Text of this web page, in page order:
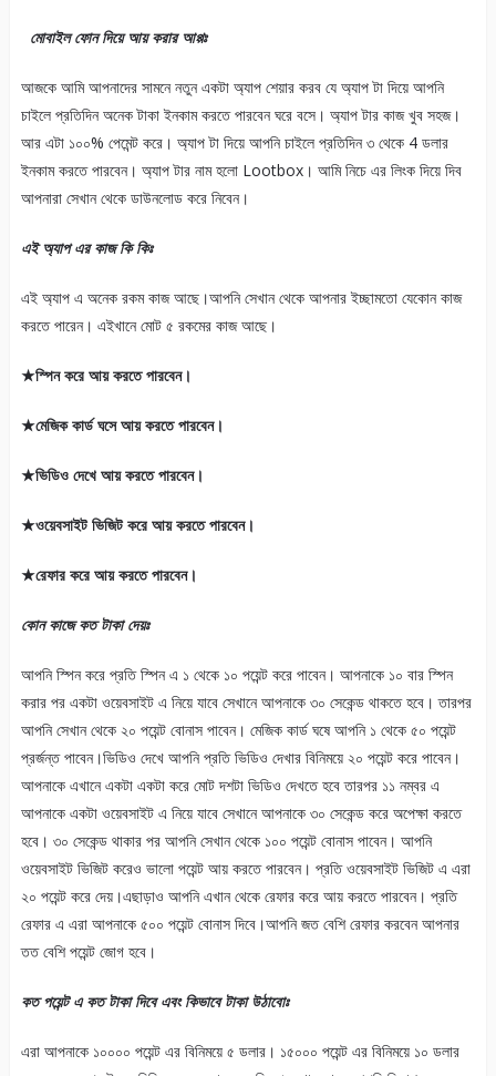
মোবাইল ফোন দিয়ে আয় করার আপ্পঃ
আজকে আমি আপনাদের সামনে নতুন একটা অ্যাপ শেয়ার করব যে অ্যাপ টা দিয়ে আপনি
চাইলে প্রতিদিন অনেক টাকা ইনকাম করতে পারবেন ঘরে বসে। অ্যাপ টার কাজ খুব সহজ।
আর এটা ১০০% পেমেন্ট করে। অ্যাপ টা দিয়ে আপনি চাইলে প্রতিদিন ৩ থেকে 4 ডলার
ইনকাম করতে পারবেন। অ্যাপ টার নাম হলো Lootbox। আমি নিচে এর লিংক দিয়ে দিব
আপনারা সেখান থেকে ডাউনলোড করে নিবেন।
এই অ্যাপ এর কাজ কি কিঃ
এই অ্যাপ এ অনেক রকম কাজ আছে।আপনি সেখান থেকে আপনার ইচ্ছামতো যেকোন কাজ
করতে পারেন। এইখানে মোট ৫ রকমের কাজ আছে।
★স্পিন করে আয় করতে পারবেন।
★মেজিক কার্ড ঘসে আয় করতে পারবেন।
★ভিডিও দেখে আয় করতে পারবেন।
★ওয়েবসাইট ভিজিট করে আয় করতে পারবেন।
★রেফার করে আয় করতে পারবেন।
কোন কাজে কত টাকা দেয়ঃ
আপনি স্পিন করে প্রতি স্পিন এ ১ থেকে ১০ পয়েন্ট করে পাবেন। আপনাকে ১০ বার স্পিন
করার পর একটা ওয়েবসাইট এ নিয়ে যাবে সেখানে আপনাকে ৩০ সেকেন্ড থাকতে হবে। তারপর
আপনি সেখান থেকে ২০ পয়েন্ট বোনাস পাবেন। মেজিক কার্ড ঘষে আপনি ১ থেকে ৫০ পয়েন্ট
প্রর্জন্ত পাবেন।ভিডিও দেখে আপনি প্রতি ভিডিও দেখার বিনিময়ে ২০ পয়েন্ট করে পাবেন।
আপনাকে এখানে একটা একটা করে মোট দশটা ভিডিও দেখতে হবে তারপর ১১ নম্বর এ
আপনাকে একটা ওয়েবসাইট এ নিয়ে যাবে সেখানে আপনাকে ৩০ সেকেন্ড করে অপেক্ষা করতে
হবে। ৩০ সেকেন্ড থাকার পর আপনি সেখান থেকে ১০০ পয়েন্ট বোনাস পাবেন। আপনি
ওয়েবসাইট ভিজিট করেও ভালো পয়েন্ট আয় করতে পারবেন। প্রতি ওয়েবসাইট ভিজিট এ এরা
২০ পয়েন্ট করে দেয়।এছাড়াও আপনি এখান থেকে রেফার করে আয় করতে পারবেন। প্রতি
রেফার এ এরা আপনাকে ৫০০ পয়েন্ট বোনাস দিবে।আপনি জত বেশি রেফার করবেন আপনার
তত বেশি পয়েন্ট জোগ হবে।
কত পয়েন্ট এ কত টাকা দিবে এবং কিভাবে টাকা উঠাবোঃ
এরা আপনাকে ১০০০০ পয়েন্ট এর বিনিময়ে ৫ ডলার। ১৫০০০ পয়েন্ট এর বিনিময়ে ১০ ডলার